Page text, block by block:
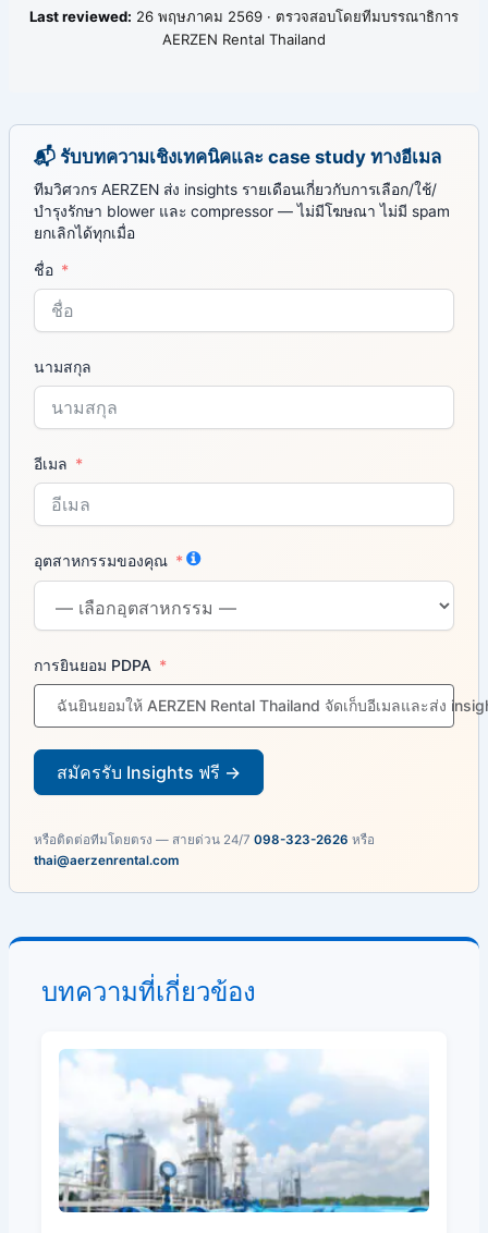
Last reviewed: 26 พฤษภาคม 2569 · ตรวจสอบโดยทีมบรรณาธิการ
AERZEN Rental Thailand
📬 รับบทความเชิงเทคนิคและ case study ทางอีเมล
ทีมวิศวกร AERZEN ส่ง insights รายเดือนเกี่ยวกับการเลือก/ใช้/
บำรุงรักษา blower และ compressor — ไม่มีโฆษณา ไม่มี spam
ยกเลิกได้ทุกเมื่อ
ชื่อ
นามสกุล
อีเมล
อุตสาหกรรมของคุณ
การยินยอม PDPA
ฉันยินยอมให้ AERZEN Rental Thailand จัดเก็บอีเมลและส่ง
สมัครรับ Insights ฟรี →
หรือติดต่อทีมโดยตรง — สายด่วน 24/7 098-323-2626 หรือ
thai@aerzenrental.com
บทความที่เกี่ยวข้อง